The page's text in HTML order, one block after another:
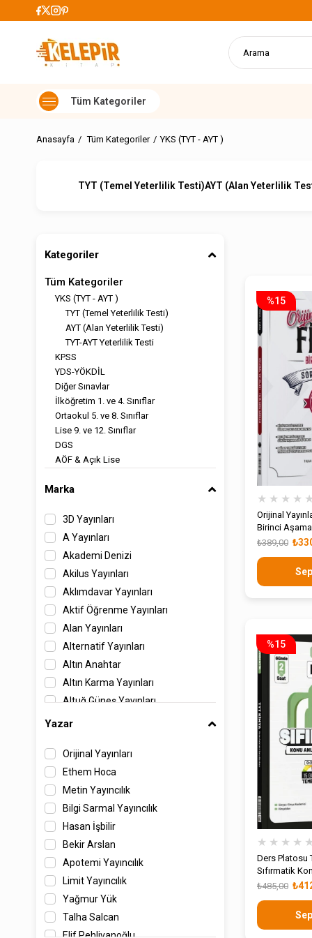
Kargo Ücretsiz
Anasayfa Tüm Kategoriler YKS (TYT - AYT )
TYT (Temel Yeterlilik Testi)AYT (Alan Yeterlilik
Kategoriler
Tüm Kategoriler
YKS (TYT - AYT )
TYT (Temel Yeterlilik Testi)
AYT (Alan Yeterlilik Testi)
TYT-AYT Yeterlilik Testi
KPSS
YDS-YÖKDİL
Diğer Sınavlar
İlköğretim 1. ve 4. Sınıflar
Ortaokul 5. ve 8. Sınıflar
Lise 9. ve 12. Sınıflar
DGS
AÖF & Açık Lise
ALES
Hobi-Akıl Oyunları
Konu Konu Fasiküller
Marka
3D Yayınları
A Yayınları
Akademi Denizi
Akilus Yayınları
Aklımdavar Yayınları
Aktif Öğrenme Yayınları
Alan Yayınları
Alternatif Yayınları
Altın Anahtar
Altın Karma Yayınları
Altuğ Güneş Yayınları
Apotemi Yayınları
Arı Yayıncılık
Armada Yayınları
Aromat Yayınları
Aydın Yayınları
Barış Yayınları
Benim Hocam Yayınları
Benzersiz Akademi Yayınları
Beş Seçenek Yayınları
Bilfen Yayınları
Yazar
Orijinal Yayınları
Ethem Hoca
Metin Yayıncılık
Bilgi Sarmal Yayıncılık
Hasan İşbilir
Bekir Arslan
Apotemi Yayıncılık
Limit Yayıncılık
Yağmur Yük
Talha Salcan
Elif Pehlivanoğlu
★ ★ ★ ★ ★
Orijinal
Birinci
₺389,00
%15
★ ★ ★ ★ ★
Ders Platosu
Sıfırmatik
Bankası
₺485,00
%15